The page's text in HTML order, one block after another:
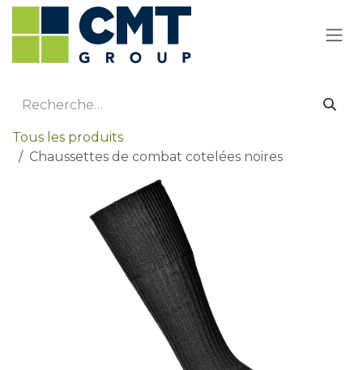
Se rendre au contenu
Tous les produits
Chaussettes de combat cotelées noires